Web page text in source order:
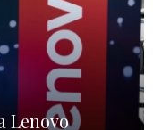
Lenovo